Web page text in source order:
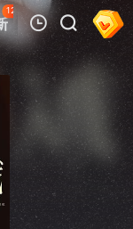
123
热榜 APP